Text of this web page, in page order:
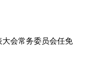
，融合海南本土文
集福卡、看巡演、
大会常务委员会任免